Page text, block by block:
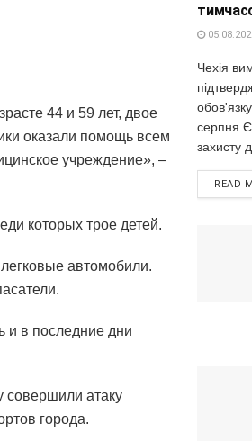
44 и 59 лет, двое
оказали помощь всем
учреждение», –
которых трое детей.
автомобили.
и в последние дни
совершили атаку
города.
Чехія
серпня
захисту
READ